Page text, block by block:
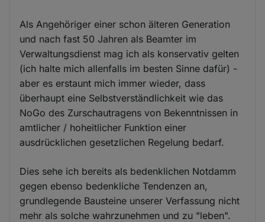
Als Angehöriger einer schon älteren Generation
und nach fast 50 Jahren als Beamter im
Verwaltungsdienst mag ich als konservativ gelten
(ich halte mich allenfalls im besten Sinne dafür) -
aber es erstaunt mich immer wieder, dass
überhaupt eine Selbstverständlichkeit wie das
NoGo des Zurschautragens von Bekenntnissen in
amtlicher / hoheitlicher Funktion einer
ausdrücklichen gesetzlichen Regelung bedarf.
Dies sehe ich bereits als bedenklichen Notdamm
gegen ebenso bedenkliche Tendenzen an,
grundlegende Bausteine unserer Verfassung nicht
mehr als solche wahrzunehmen und zu "leben".